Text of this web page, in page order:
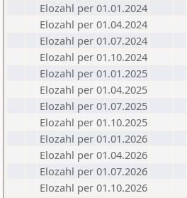
Elozahl per 01.01.2024
Elozahl per 01.04.2024
Elozahl per 01.07.2024
Elozahl per 01.10.2024
Elozahl per 01.01.2025
Elozahl per 01.04.2025
Elozahl per 01.07.2025
Elozahl per 01.10.2025
Elozahl per 01.01.2026
Elozahl per 01.04.2026
Elozahl per 01.07.2026
Elozahl per 01.10.2026